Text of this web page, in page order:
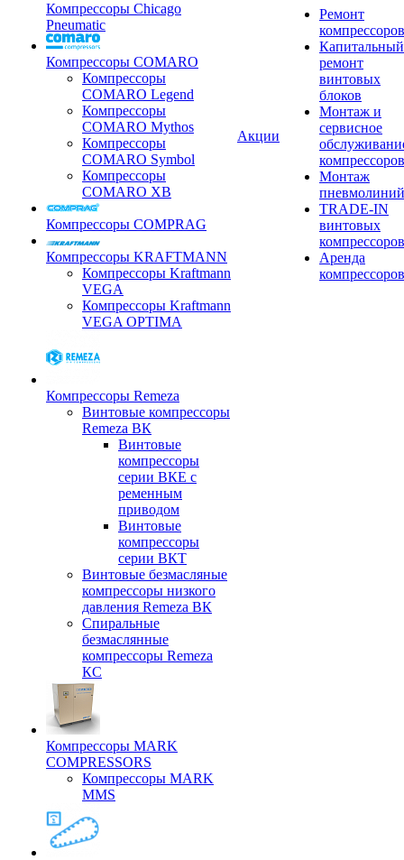
Компрессоры Chicago
Pneumatic
Компрессоры COMARO
Компрессоры
COMARO Legend
Компрессоры
COMARO Mythos
Компрессоры
COMARO Symbol
Компрессоры
COMARO XB
Компрессоры COMPRAG
Компрессоры KRAFTMANN
Компрессоры Kraftmann
VEGA
Компрессоры Kraftmann
VEGA OPTIMA
Компрессоры Remeza
Винтовые компрессоры
Remeza ВК
Винтовые
компрессоры
серии ВКЕ с
ременным
приводом
Винтовые
компрессоры
серии ВКТ
Винтовые безмасляные
компрессоры низкого
давления Remeza ВК
Спиральные
безмаслянные
компрессоры Remeza
КС
Компрессоры MARK
COMPRESSORS
Компрессоры MARK
MMS
Акции
Ремонт
компрессоров
Капитальный
ремонт
винтовых
блоков
Монтаж и
сервисное
компрессоров
Монтаж
пневмолиний
TRADE-IN
винтовых
компрессоров
Аренда
компрессоров